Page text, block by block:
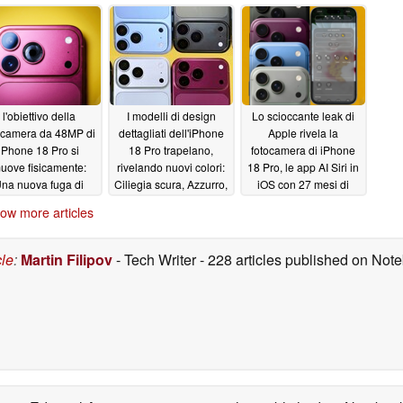
06/27/2026 06/02/2026
06/02/2026
l'obiettivo della
da 48MP di
18 Pro si
fisicamente:
nuova fuga di
pagando una
l'aggiornamento
I modelli di design
dettagliati dell'iPhone
18 Pro trapelano,
rivelando nuovi colori:
Ciliegia scura, Azzurro,
Lo scioccante leak di
Apple rivela la
fotocamera di iPhone
18 Pro, le app AI Siri in
iOS con 27 mesi di
more articles
: Martin Filipov- Tech Writer- 228 articles published on